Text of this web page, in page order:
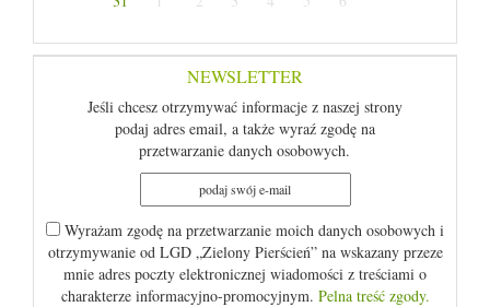
NEWSLETTER
Jeśli chcesz otrzymywać informacje z naszej strony
podaj adres email, a także wyraź zgodę na
przetwarzanie danych osobowych.
Wyrażam zgodę na przetwarzanie moich danych osobowych i
otrzymywanie od LGD „Zielony Pierścień” na wskazany przeze
mnie adres poczty elektronicznej wiadomości z treściami o
charakterze informacyjno-promocyjnym. Pelna treść zgody.